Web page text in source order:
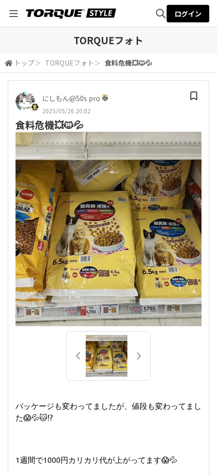
検索
ログイン
TORQUEフォト
トップ＞ TORQUEフォト ＞ 食料危機💥🐱💦
にしもん@50s pro
2025/05/26 20:02
食料危機💥🐱💦
パッケージも変わってましたが、値段も変わってまし
た😱💦🐱⁉️
1週間で1000円カリカリ代が上がってます😱💦